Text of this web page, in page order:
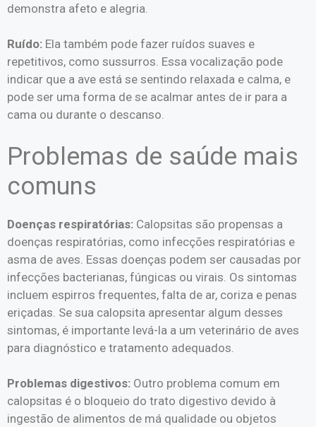
demonstra afeto e alegria.
Ruído: Ela também pode fazer ruídos suaves e
repetitivos, como sussurros. Essa vocalização pode
indicar que a ave está se sentindo relaxada e calma, e
pode ser uma forma de se acalmar antes de ir para a
cama ou durante o descanso.
Problemas de saúde mais
comuns
Doenças respiratórias: Calopsitas são propensas a
doenças respiratórias, como infecções respiratórias e
asma de aves. Essas doenças podem ser causadas por
infecções bacterianas, fúngicas ou virais. Os sintomas
incluem espirros frequentes, falta de ar, coriza e penas
eriçadas. Se sua calopsita apresentar algum desses
sintomas, é importante levá-la a um veterinário de aves
para diagnóstico e tratamento adequados.
Problemas digestivos: Outro problema comum em
calopsitas é o bloqueio do trato digestivo devido à
ingestão de alimentos de má qualidade ou objetos